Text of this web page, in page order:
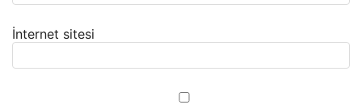
İnternet sitesi